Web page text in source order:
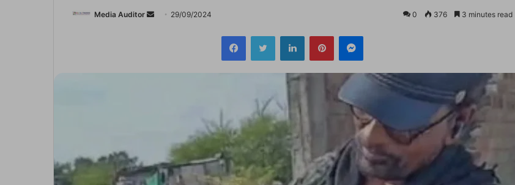
Media Auditor
Send 29/09/2024 0 376 3 minutes read
FacebookTwitter LinkedInPinterestMessenger